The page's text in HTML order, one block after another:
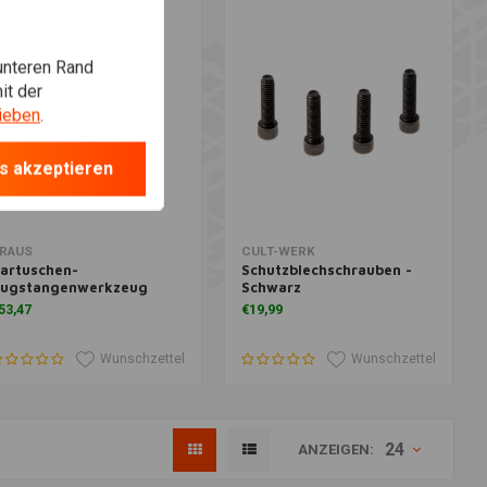
Warenkorb hinzufügen
Wunschzettel
Zum Warenkorb hinzufügen
CULT-WERK
Schutzblechschrauben -
Schwarz
€19,99
Wunschzettel
ANZEIGEN: 24
Rand
der
.
akzeptieren